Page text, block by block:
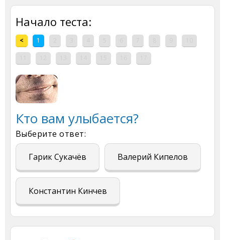
Начало теста:
< 1
Кто вам улыбается?
Выберите ответ:
Гарик Сукачёв Валерий Кипелов
Константин Кинчев